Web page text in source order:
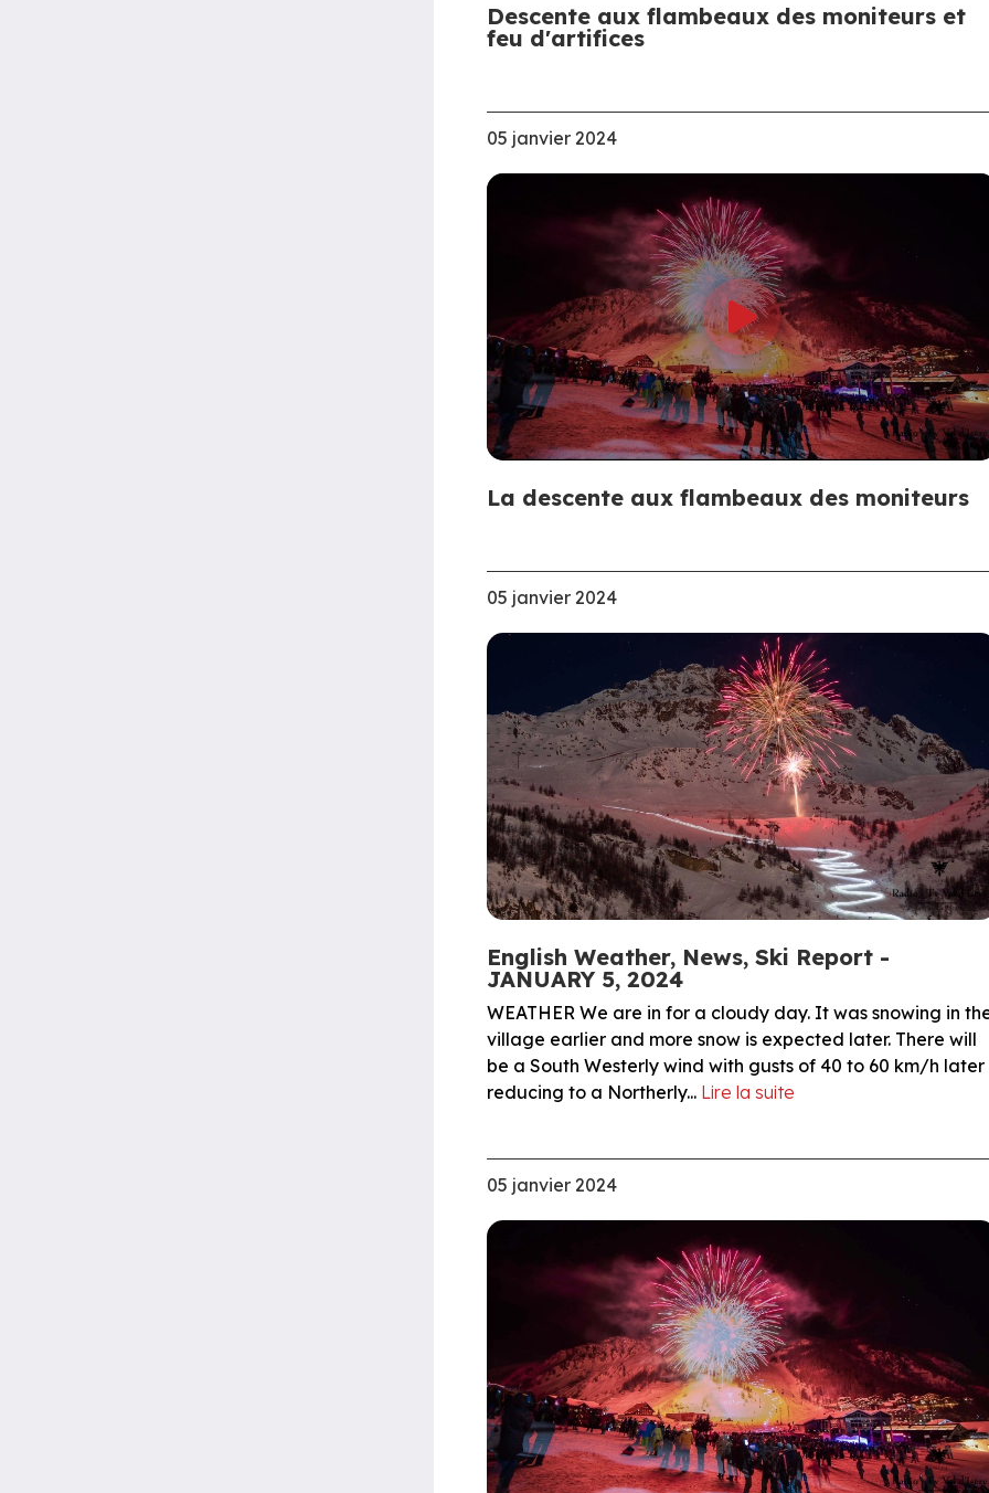
Descente aux flambeaux des moniteurs et
feu d'artifices
05 janvier 2024
La descente aux flambeaux des moniteurs
05 janvier 2024
English Weather, News, Ski Report -
JANUARY 5, 2024
WEATHER We are in for a cloudy day. It was snowing in
village earlier and more snow is expected later. There will
be a South Westerly wind with gusts of 40 to 60 km/h later
reducing to a Northerly... Lire la suite
05 janvier 2024